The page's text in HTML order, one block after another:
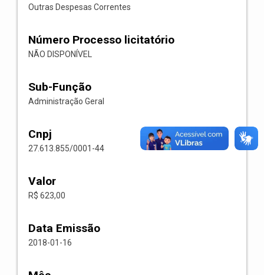
Outras Despesas Correntes
Número Processo licitatório
NÃO DISPONÍVEL
Sub-Função
Administração Geral
Cnpj
27.613.855/0001-44
Valor
R$ 623,00
Data Emissão
2018-01-16